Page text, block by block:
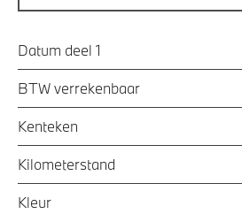
Datum deel 1
BTW verrekenbaar
Kenteken
Kilometerstand
Kleur